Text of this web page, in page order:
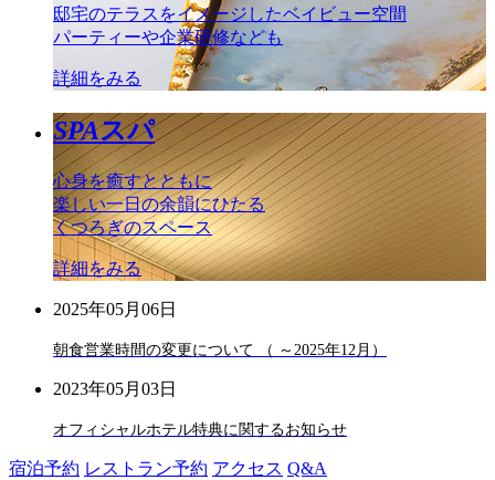
邸宅のテラスをイメージしたベイビュー空間
パーティーや企業研修なども
詳細をみる
SPAスパ
心身を癒すとともに
楽しい一日の余韻にひたる
くつろぎのスペース
詳細をみる
2025年05月06日
朝食営業時間の変更について （ ～2025年12月）
2023年05月03日
オフィシャルホテル特典に関するお知らせ
宿泊予約 レストラン予約 アクセス Q&A